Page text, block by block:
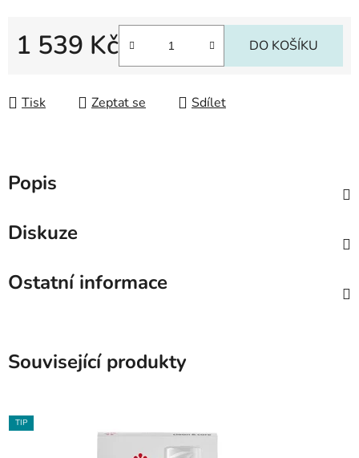
1 539 Kč DO KOŠÍKU
Tisk Zeptat se Sdílet
Popis
Diskuze
Ostatní informace
Související produkty
TIP